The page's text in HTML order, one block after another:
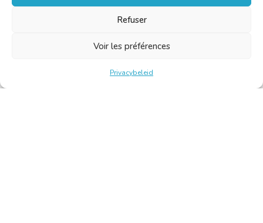
Refuser
Voir les préférences
Privacybeleid